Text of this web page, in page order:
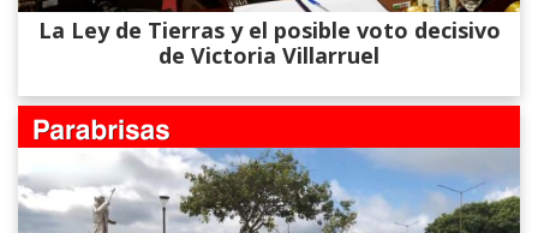
La Ley de Tierras y el posible voto decisivo
de Victoria Villarruel